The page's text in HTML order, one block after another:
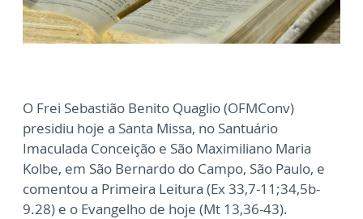
O Frei Sebastião Benito Quaglio (OFMConv)
presidiu hoje a Santa Missa, no Santuário
Imaculada Conceição e São Maximiliano Maria
Kolbe, em São Bernardo do Campo, São Paulo, e
comentou a Primeira Leitura (Ex 33,7-11;34,5b-
9.28) e o Evangelho de hoje (Mt 13,36-43).